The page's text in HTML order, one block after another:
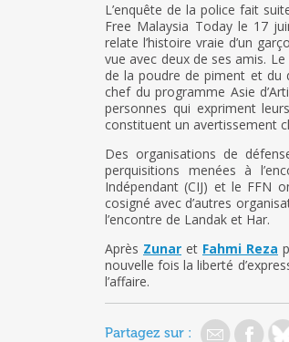
L’enquête de la police fait
Free Malaysia Today le 17
relate l’histoire vraie d’un
vue avec deux de ses amis.
de la poudre de piment et du
chef du programme Asie
personnes qui expriment
constituent un avertissement
Des organisations de
perquisitions menées à
Indépendant (CIJ) et le FFN
cosigné avec d’autres
l’encontre de Landak et Har.
Après Zunar et Fahmi Reza
nouvelle fois la liberté
l’affaire.
Partagez sur :